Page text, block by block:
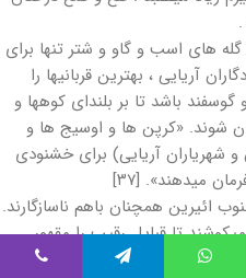
های اسب و گاو و شتر تنها برای
آریایی ، بهترین قربانیها را
باشد تا بر بلندای کوهها و
شوند. «کرپن ها و اوسیج ها و
و شهریاران آریایی) برای خشنودی
میدهند». [۳۷]
ائیرین همچنان باهم ناسازگارند.
تا قبایل رقیب را مقهور
از آن سوی جیهون وکرانه